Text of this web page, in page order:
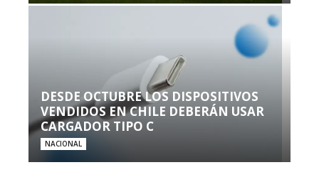
DESDE OCTUBRE LOS DISPOSITIVOS
VENDIDOS EN CHILE DEBERÁN USAR
CARGADOR TIPO C
NACIONAL